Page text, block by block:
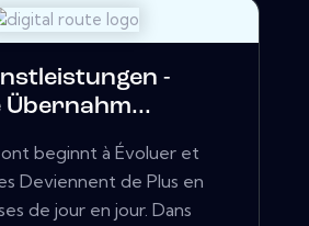
-
Übernahm...
beginnt à Évoluer et
Deviennent de Plus en
de jour en jour. Dans